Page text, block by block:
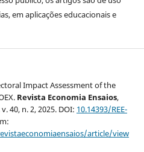
em aplicações educacionais e
Impact Assessment of the
Revista Economia Ensaios,
40, n. 2, 2025. DOI: 10.14393/REE-
article/view